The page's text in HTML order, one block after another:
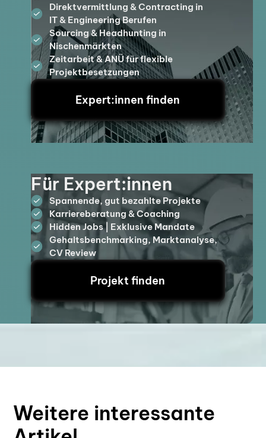
Direktvermittlung & Contracting in
IT & Engineering Berufen
Sourcing & Headhunting in
Nischenmärkten
Zeitarbeit & ANÜ für flexible
Projektbesetzungen
Expert:innen finden
Für Expert:innen
Spannende, gut bezahlte Projekte
Karriereberatung & Coaching
Hidden Jobs | Exklusive Mandate
Gehaltsbenchmarking, Marktanalyse,
CV Review
Projekt finden
Weitere interessante